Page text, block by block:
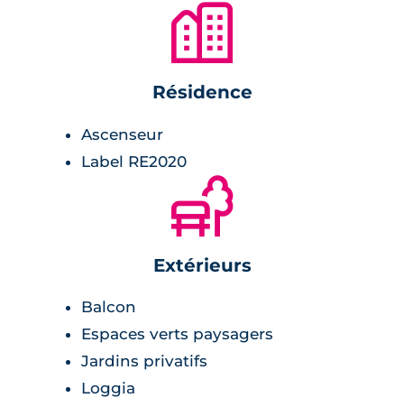
🏙
Résidence
Ascenseur
Label RE2020
🌲
Extérieurs
Balcon
Espaces verts paysagers
Jardins privatifs
Loggia